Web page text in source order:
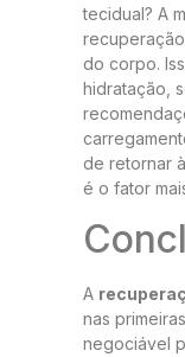
tecidual? A
do corpo.
hidratação,
de retornar
é o fator
A
nas
negociável